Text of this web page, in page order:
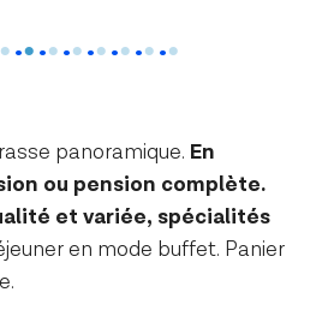
panoramique. En
ou pension complète.
et variée, spécialités
en mode buffet. Panier